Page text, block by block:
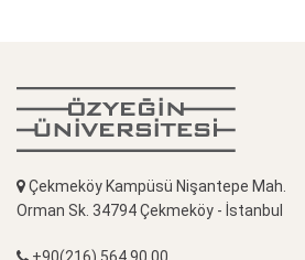
Çekmeköy Kampüsü Nişantepe Mah.
Orman Sk. 34794 Çekmeköy - İstanbul